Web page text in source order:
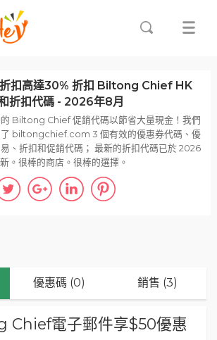
優惠碼 (0) 銷售 (3)
Chief電子郵件享$50優惠
扣高達30% 折扣 Biltong Chief HK
折扣代碼 - 2026年8月
Biltong Chief 促銷代碼以節省大量現金！我們
了 biltongchief.com 3 個有效的優惠券代碼、優
、折扣和促銷代碼； 最新的折扣代碼已於 2026
。很棒的商店。很棒的選擇。